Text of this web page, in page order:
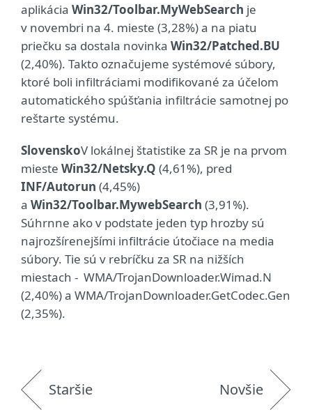
aplikácia Win32/Toolbar.MyWebSearch je
v novembri na 4. mieste (3,28%) a na piatu
priečku sa dostala novinka Win32/Patched.BU
(2,40%). Takto označujeme systémové súbory,
ktoré boli infiltráciami modifikované za účelom
automatického spúšťania infiltrácie samotnej po
reštarte systému.
SlovenskoV lokálnej štatistike za SR je na prvom
mieste Win32/Netsky.Q (4,61%), pred
INF/Autorun (4,45%)
a Win32/Toolbar.MywebSearch (3,91%).
Súhrnne ako v podstate jeden typ hrozby sú
najrozšírenejšími infiltrácie útočiace na media
súbory. Tie sú v rebríčku za SR na nižších
miestach - WMA/TrojanDownloader.Wimad.N
(2,40%) a WMA/TrojanDownloader.GetCodec.Gen
(2,35%).
Staršie Novšie